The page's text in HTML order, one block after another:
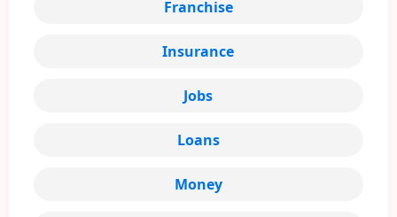
Franchise
Insurance
Jobs
Loans
Money